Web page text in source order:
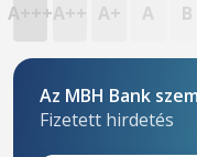
A+++A++ A+ A B
Az MBH Bank
Fizetett hirdetés